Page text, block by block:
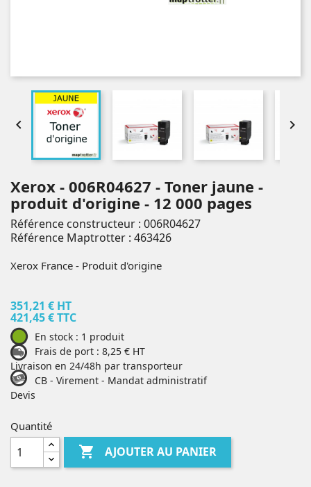
 
Xerox - 006R04627 - Toner jaune -
produit d'origine - 12 000 pages
Référence constructeur : 006R04627
Référence Maptrotter : 463426
Xerox France - Produit d'origine
351,21 € HT
421,45 € TTC
En stock : 1 produit
Frais de port : 8,25 € HT
Livraison en 24/48h par transporteur
CB - Virement - Mandat administratif
Devis
Quantité
 AJOUTER AU PANIER